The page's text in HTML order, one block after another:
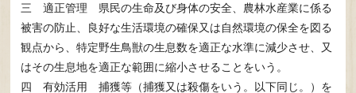
三 適正管理 県民の生命及び身体の安全、農林水産業に係る
被害の防止、良好な生活環境の確保又は自然環境の保全を図る
観点から、特定野生鳥獣の生息数を適正な水準に減少させ、又
はその生息地を適正な範囲に縮小させることをいう。
四 有効活用 捕獲等（捕獲又は殺傷をいう。以下同じ。）を